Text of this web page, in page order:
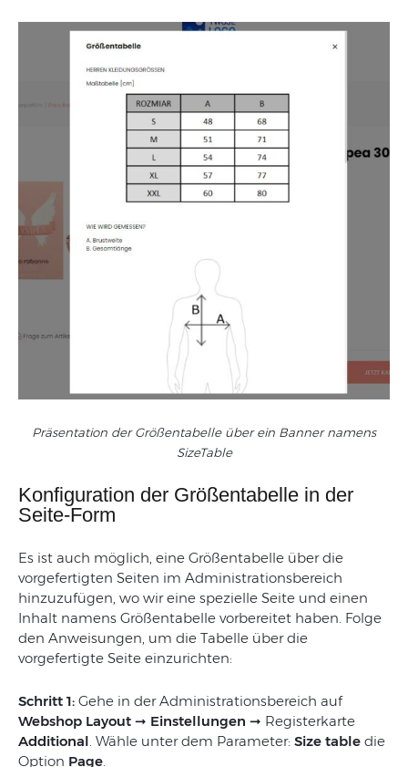
Präsentation der Größentabelle über ein Banner namens
SizeTable
Konfiguration der Größentabelle in der
Seite-Form
Es ist auch möglich, eine Größentabelle über die
vorgefertigten Seiten im Administrationsbereich
hinzuzufügen, wo wir eine spezielle Seite und einen
Inhalt namens Größentabelle vorbereitet haben. Folge
den Anweisungen, um die Tabelle über die
vorgefertigte Seite einzurichten:
Schritt 1: Gehe in der Administrationsbereich auf
Webshop Layout ➞ Einstellungen ➞ Registerkarte
Additional. Wähle unter dem Parameter: Size table die
Option Page.